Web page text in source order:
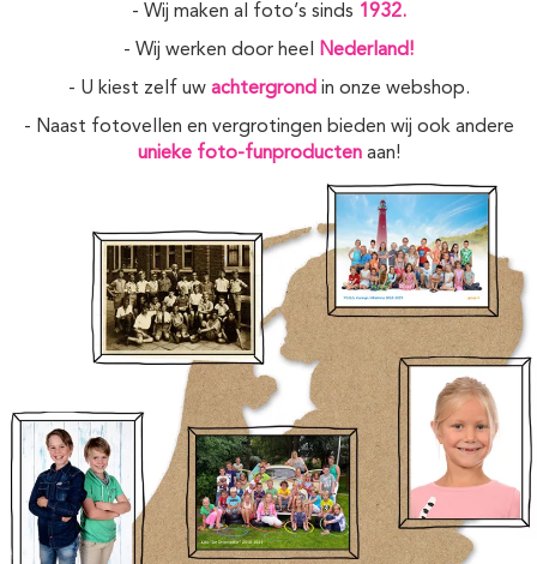
- Wij maken al foto’s sinds 1932.
- Wij werken door heel
Nederland!
- U kiest zelf uw achtergrond in onze webshop.
- Naast fotovellen en vergrotingen bieden wij ook andere
unieke foto-funproductenaan!